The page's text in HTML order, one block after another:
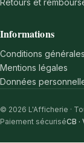
Retours et
Informations
Conditions
Mentions légales
Données
© 2026 L'Afficherie ·
Paiement sécuriséCB